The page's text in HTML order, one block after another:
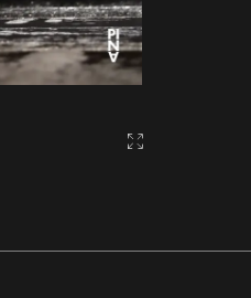
Gallery2:fullscreen